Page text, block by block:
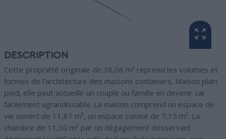
DESCRIPTION
Cette propriété originale de 38,06 m² reprend les volumes et
formes de l’architecture des maisons containers. Maison plain
pied, elle peut accueillir un couple ou famille en devenir car
facilement agrandissable. La maison comprend un espace de
vie ouvert de 11,87 m², un espace cuisine de 7,15 m². La
chambre de 11,30 m² par un dégagement desservant